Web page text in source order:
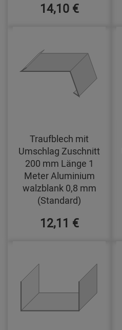
14,10 €
Traufblech mit
Umschlag Zuschnitt
200 mm Länge 1
Meter Aluminium
walzblank 0,8 mm
(Standard)
12,11 €